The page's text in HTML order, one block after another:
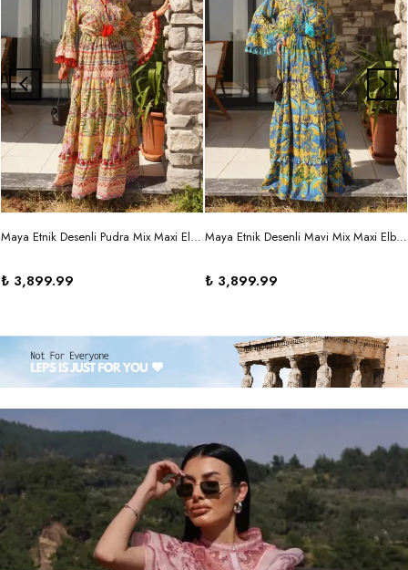
Maya Etnik Desenli Pudra Mix Maxi Elbise
₺ 3,899.99
Maya Etnik Desenli Mavi Mix Maxi Elbise
₺ 3,899.99